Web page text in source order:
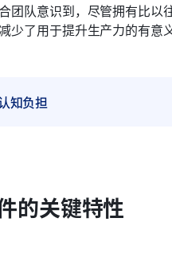
团队意识到，尽管拥有比
少了用于提升生产力的有意
知负担
的关键特性